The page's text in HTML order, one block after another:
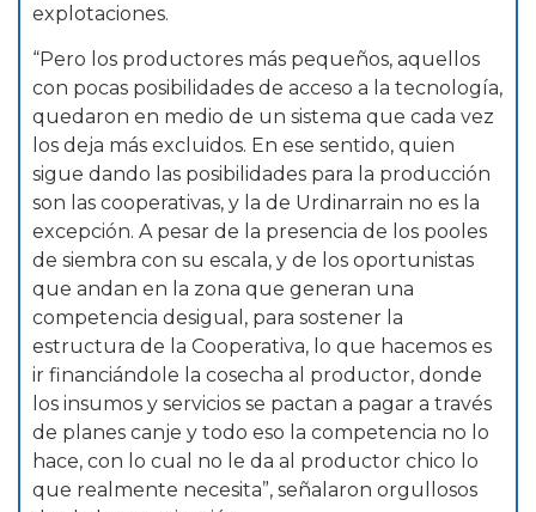
explotaciones.
“Pero los productores más pequeños, aquellos
con pocas posibilidades de acceso a la tecnología,
quedaron en medio de un sistema que cada vez
los deja más excluidos. En ese sentido, quien
sigue dando las posibilidades para la producción
son las cooperativas, y la de Urdinarrain no es la
excepción. A pesar de la presencia de los pooles
de siembra con su escala, y de los oportunistas
que andan en la zona que generan una
competencia desigual, para sostener la
estructura de la Cooperativa, lo que hacemos es
ir financiándole la cosecha al productor, donde
los insumos y servicios se pactan a pagar a través
de planes canje y todo eso la competencia no lo
hace, con lo cual no le da al productor chico lo
que realmente necesita”, señalaron orgullosos